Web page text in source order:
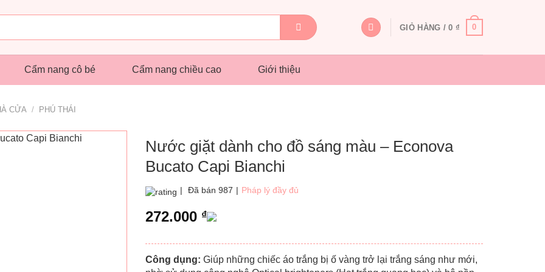
GIỎ HÀNG /0 ₫ 0
Cẩm nang cô bé Cẩm nang chiều cao Giới thiệu
CỬA / PHÚ THÁI
Nước giặt dành cho đồ sáng màu – Econova
Bucato Capi Bianchi
| Đã bán 987 | Pháp lý đầy đủ
272.000 ₫
Công dụng: Giúp những chiếc áo trắng bị ố vàng trở lại trắng sáng như mới,